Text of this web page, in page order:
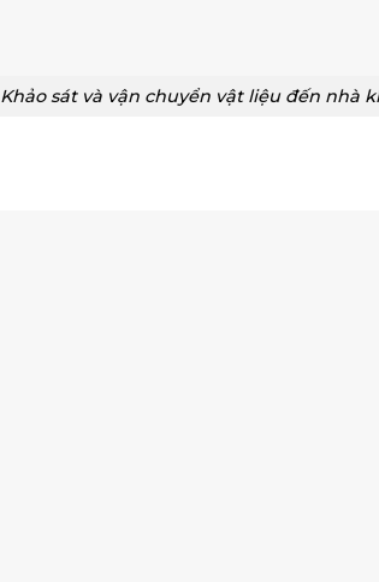
Khảo sát và vận chuyển vật liệu đến nhà